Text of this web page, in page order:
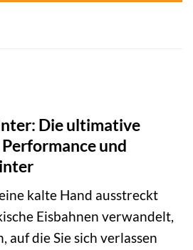
Die ultimative
und
kalte Hand ausstreckt
Eisbahnen verwandelt,
auf die Sie sich verlassen